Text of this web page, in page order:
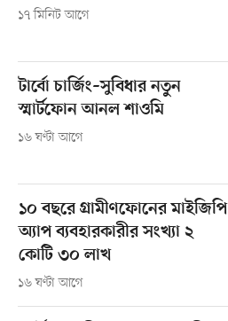
১৭ মিনিট আগে
টার্বো চার্জিং–সুবিধার নতুন
স্মার্টফোন আনল শাওমি
১৬ ঘণ্টা আগে
১০ বছরে গ্রামীণফোনের মাইজিপি
অ্যাপ ব্যবহারকারীর সংখ্যা ২
কোটি ৩০ লাখ
১৬ ঘণ্টা আগে